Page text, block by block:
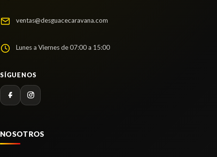
AMORTIGUADOR TRASERO IZQUIERDO usado.
ventas@desguacecaravana.com
Lunes a Viernes de 07:00 a 15:00
SÍGUENOS
NOSOTROS